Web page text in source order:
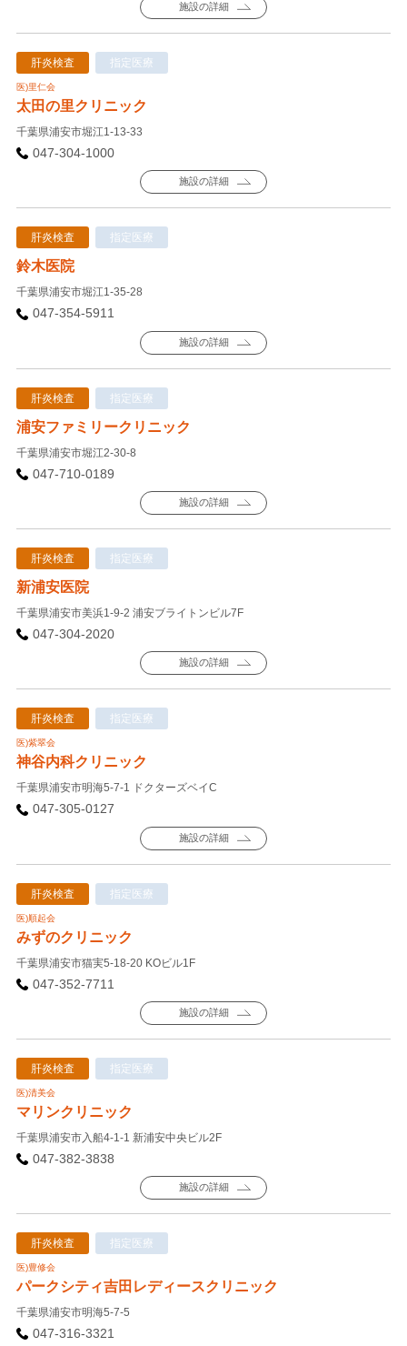
施設の詳細
肝炎検査 指定医療
医)里仁会
太田の里クリニック
千葉県浦安市堀江1-13-33
047-304-1000
施設の詳細
肝炎検査 指定医療
鈴木医院
千葉県浦安市堀江1-35-28
047-354-5911
施設の詳細
肝炎検査 指定医療
浦安ファミリークリニック
千葉県浦安市堀江2-30-8
047-710-0189
施設の詳細
肝炎検査 指定医療
新浦安医院
千葉県浦安市美浜1-9-2 浦安ブライトンビル7F
047-304-2020
施設の詳細
肝炎検査 指定医療
医)紫翠会
神谷内科クリニック
千葉県浦安市明海5-7-1 ドクターズベイC
047-305-0127
施設の詳細
肝炎検査 指定医療
医)順起会
みずのクリニック
千葉県浦安市猫実5-18-20 KOビル1F
047-352-7711
施設の詳細
肝炎検査 指定医療
医)清美会
マリンクリニック
千葉県浦安市入船4-1-1 新浦安中央ビル2F
047-382-3838
施設の詳細
肝炎検査 指定医療
医)豊修会
パークシティ吉田レディースクリニック
千葉県浦安市明海5-7-5
047-316-3321